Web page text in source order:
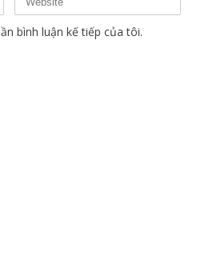
bình luận kế tiếp của tôi.